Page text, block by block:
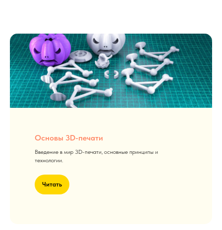
Основы 3D-печати
Введение в мир 3D-печати, основные принципы и
технологии.
Читать